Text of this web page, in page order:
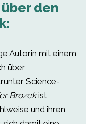
den
Autorin mit einem
über
Science-
Brozekist
und ihren